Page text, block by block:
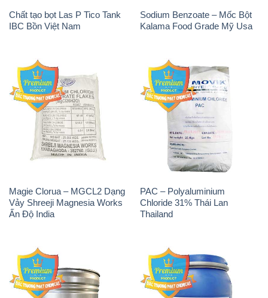
Chất tạo bọt Las P Tico Tank
IBC Bồn Việt Nam
Sodium Benzoate – Mốc Bột
Kalama Food Grade Mỹ Usa
Magie Clorua – MGCL2 Dạng
Vảy Shreeji Magnesia Works
Ấn Độ India
PAC – Polyaluminium
Chloride 31% Thái Lan
Thailand